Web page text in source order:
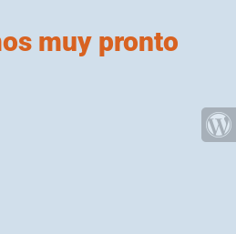
muy pronto